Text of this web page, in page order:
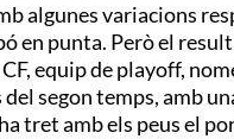
algunes variacions
en punta. Però el
equip de playoff,
segon temps, amb
tret amb els peus el